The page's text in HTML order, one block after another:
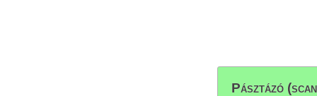
Pásztázó
Pásztázó